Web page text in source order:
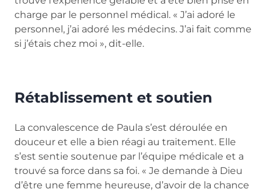
charge par le personnel médical. « J’ai adoré le
personnel, j’ai adoré les médecins. J’ai fait comme
si j’étais chez moi », dit-elle.
Rétablissement et soutien
La convalescence de Paula s’est déroulée en
douceur et elle a bien réagi au traitement. Elle
s’est sentie soutenue par l’équipe médicale et a
trouvé sa force dans sa foi. « Je demande à Dieu
d’être une femme heureuse, d’avoir de la chance